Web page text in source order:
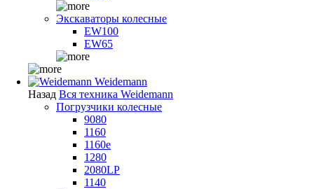
Экскаваторы колесные
EW100
EW65
Weidemann
Назад Вся техника Weidemann
Погрузчики колесные
9080
1160
1160e
1280
2080LP
1140